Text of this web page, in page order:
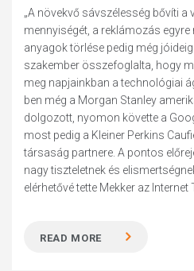
„A növekvő sávszélesség bővíti a
mennyiségét, a reklámozás egyre
anyagok törlése pedig még
szakember összefoglalta, hogy
meg napjainkban a technológiai
ben még a Morgan Stanley
dolgozott, nyomon követte a
most pedig a Kleiner Perkins
társaság partnere. A pontos
nagy tiszteletnek és
elérhetővé tette Mekker az Internet
READ MORE